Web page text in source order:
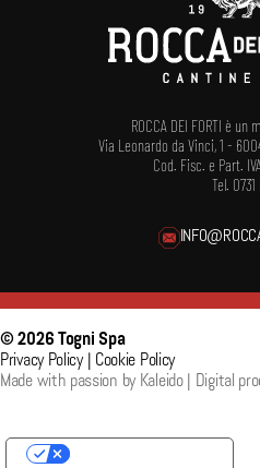
ROCCA DEI FORTI è un
Via Leonardo da Vinci, 1 -
Cod. Fisc. e Part.
Tel. 0731
© 2026
Togni Spa
Privacy Policy| Cookie Policy
Made with passion by Kaleido | Digital